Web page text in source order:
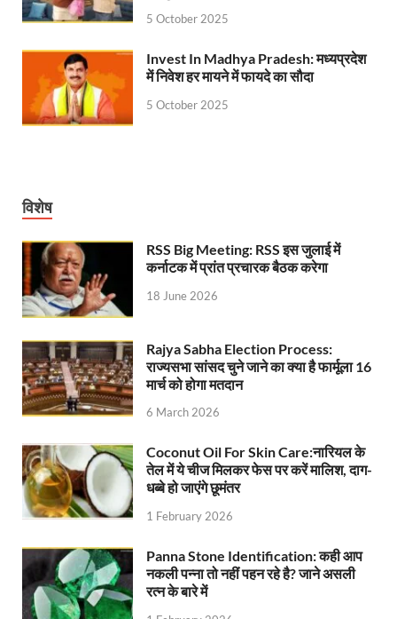
Vande Bharat Sleeper Train: वंदे भारत स्लीपर ट्रेन
Khelo India Tribes Games: देश में पहली बार हो रहे
UP Police Recruitments: साल के आखिरी दिन युवाओं
UP Tourism: योगी सरकार के प्रयास से सनातन का
Severe cold wave: यूपी में 12वीं तक के सभी स्कूल 1
Ghoda Library Nainital: CM पुष्कर सिंह धामी ने घोड़ा
Millets Organic Food Start UP : सीएम योगी की
Kuldeep Singh Sengar: CJI की अध्यक्षता वाली बेंच
Kunda Raja Bhaiya: राजा भैया को मिला 1.5 करोड का
Jan-Jan Ki Sarkar: धामी मॉडल ने शासन को जनता के
Ankita Bhandari Case: अंकिता भंडारी केस से संबंधित
5 October 2025
Invest In Madhya Pradesh: मध्यप्रदेश
में निवेश हर मायने में फायदे का सौदा
5 October 2025
विशेष
RSS Big Meeting: RSS इस जुलाई में
कर्नाटक में प्रांत प्रचारक बैठक करेगा
18 June 2026
Rajya Sabha Election Process:
राज्यसभा सांसद चुने जाने का क्या है फार्मूला 16
मार्च को होगा मतदान
6 March 2026
Coconut Oil For Skin Care:नारियल के
तेल में ये चीज मिलकर फेस पर करें मालिश, दाग-
धब्बे हो जाएंगे छूमंतर
1 February 2026
Panna Stone Identification: कही आप
नकली पन्ना तो नहीं पहन रहे है? जाने असली
रत्न के बारे में